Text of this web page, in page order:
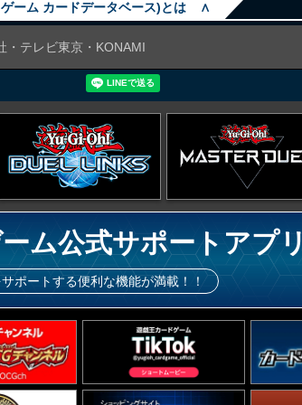
ーム カードデータベース)とは ∧
・テレビ東京・KONAMI
ム公式サポートアプリ
ポートする便利な機能が満載！！